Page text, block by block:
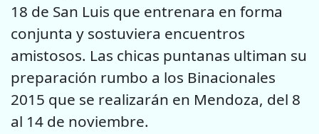
18 de San Luis que entrenara en forma
conjunta y sostuviera encuentros
amistosos. Las chicas puntanas ultiman su
preparación rumbo a los Binacionales
2015 que se realizarán en Mendoza, del 8
al 14 de noviembre.